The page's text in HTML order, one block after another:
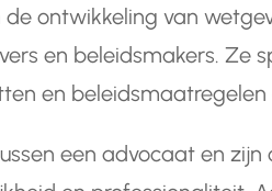
ontwikkeling van
en beleidsmakers. Ze
en
een advocaat en